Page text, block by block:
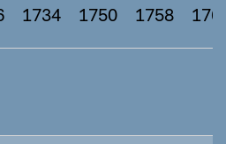
1734 1750 1758